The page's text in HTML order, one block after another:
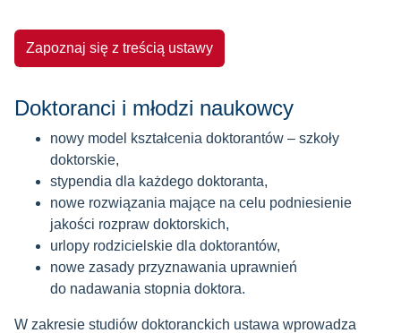
Zapoznaj się z treścią ustawy
Doktoranci i młodzi naukowcy
nowy model kształcenia doktorantów – szkoły
doktorskie,
stypendia dla każdego doktoranta,
nowe rozwiązania mające na celu podniesienie
jakości rozpraw doktorskich,
urlopy rodzicielskie dla doktorantów,
nowe zasady przyznawania uprawnień
do nadawania stopnia doktora.
W zakresie studiów doktoranckich ustawa wprowadza